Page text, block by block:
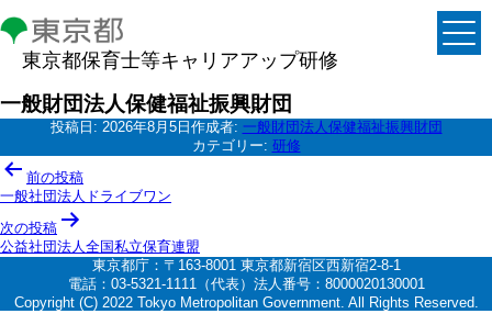
東京都保育士等キャリアアップ研修
一般財団法人保健福祉振興財団
投稿日: 2026年8月5日 作成者: 一般財団法人保健福祉振興財団
カテゴリー: 研修
投
稿
ナ
ビ
ー
前の投稿
一般社団法人ドライブワン
次の投稿
公益社団法人全国私立保育連盟
東京都庁：〒163-8001 東京都新宿区西新宿2-8-1
電話：03-5321-1111（代表）法人番号：8000020130001
Copyright (C) 2022 Tokyo Metropolitan Government. All Rights Reserved.